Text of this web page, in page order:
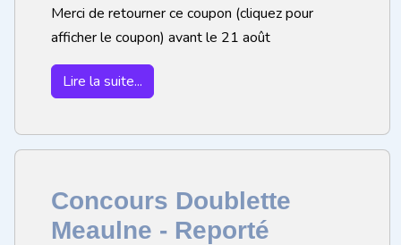
Merci de retourner ce coupon (cliquez pour
afficher le coupon) avant le 21 août
Lire la suite...
Concours Doublette
Meaulne - Reporté